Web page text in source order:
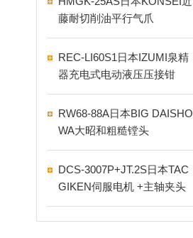
藤耐切削油平行气爪
REC-LI60S1日本IZUMI泉精
器充电式电动液压压接钳
RW68-88A日本BIG DAISHO
WA大昭和粗糙镗头
DCS-3007P+JT.2S日本TAC
GIKEN伺服电机 +主轴夹头